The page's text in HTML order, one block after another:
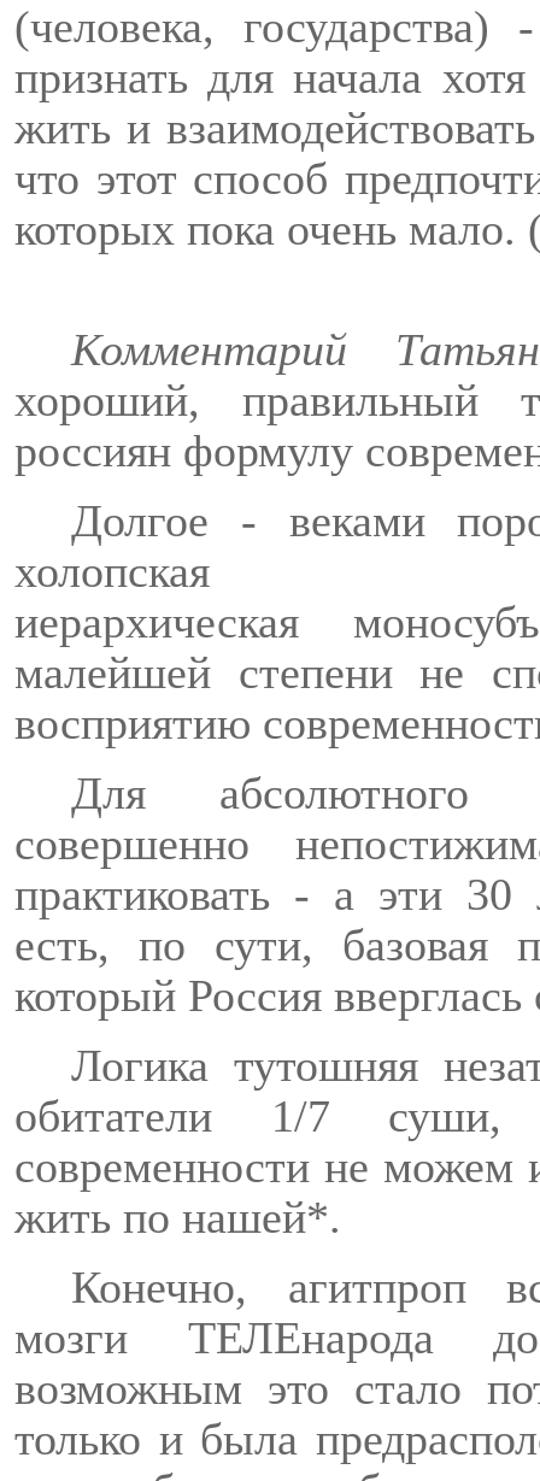
(человека,
признать для начала
жить и
что этот способ
которых пока очень
Комментарий
хороший, правильный
россиян формулу
Долгое - веками
холопская
иерархическая
малейшей степени не
восприятию
Для абсолютного
совершенно
практиковать - а эти 30
есть, по сути, базовая
который Россия
Логика тутошняя
обитатели 1/7
современности не
жить по нашей*.
Конечно, агитпроп
мозги ТЕЛЕнарода до
возможным это стало
только и была